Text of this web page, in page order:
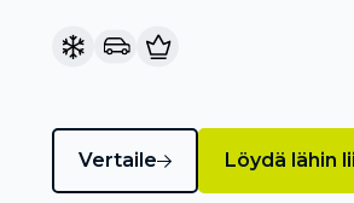
Vertaile Löydä lähin